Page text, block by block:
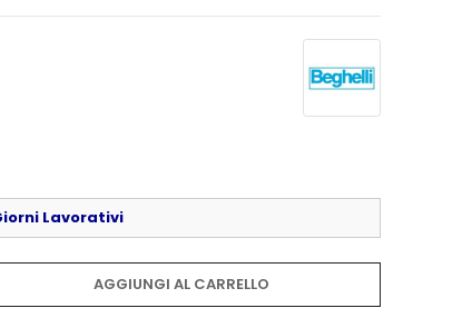
Lavorativi
AGGIUNGI AL CARRELLO